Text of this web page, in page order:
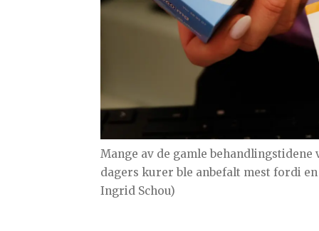
Mange av de gamle
dagers kurer ble anbefalt mest fordi
Ingrid Schou)